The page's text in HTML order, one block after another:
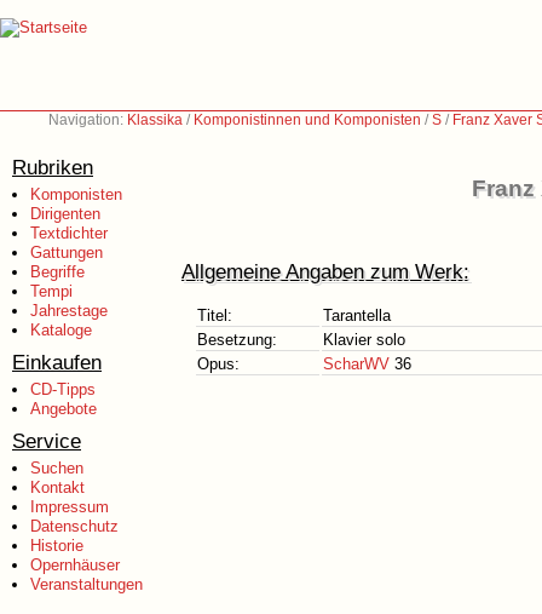
Navigation: Klassika / Komponistinnen und Komponisten /S / Franz Xaver
Rubriken
Komponisten
Dirigenten
Textdichter
Gattungen
Begriffe
Tempi
Jahrestage
Kataloge
Einkaufen
CD-Tipps
Angebote
Service
Suchen
Kontakt
Impressum
Datenschutz
Historie
Opernhäuser
Veranstaltungen
Franz
Allgemeine Angaben zum Werk:
Titel:
Tarantella
Besetzung:
Klavier solo
Opus:
ScharWV 36